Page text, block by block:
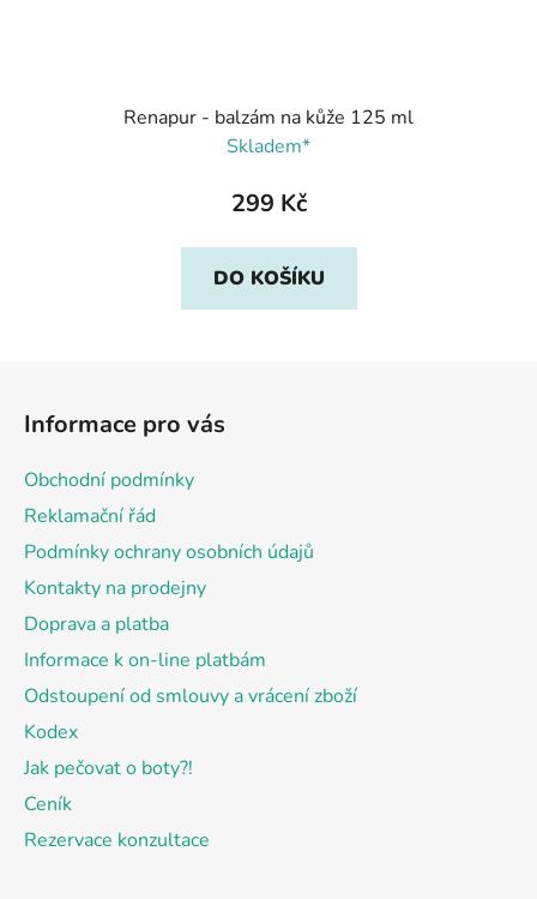
Renapur - balzám na kůže 125 ml
Skladem*
299 Kč
DO KOŠÍKU
Informace pro vás
Obchodní podmínky
Reklamační řád
Podmínky ochrany osobních údajů
Kontakty na prodejny
Doprava a platba
Informace k on-line platbám
Odstoupení od smlouvy a vrácení zboží
Kodex
Jak pečovat o boty?!
Ceník
Rezervace konzultace